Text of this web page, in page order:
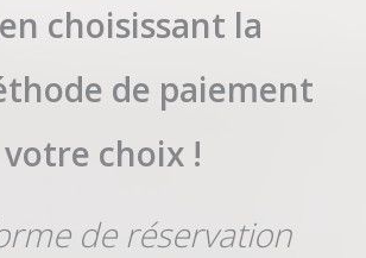
choisissant la
de paiement
choix !
de réservation